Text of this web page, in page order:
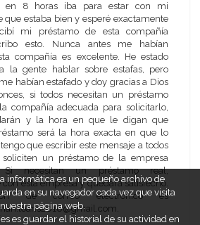
en 8 horas iba para estar con mi
que estaba bien y esperé exactamente
mi préstamo de esta compañía
esto. Nunca antes me habían
compañía es excelente. He estado
la gente hablar sobre estafas, pero
habían estafado y doy gracias a Dios
si todos necesitan un préstamo
compañía adecuada para solicitarlo,
y la hora en que le digan que
será la hora exacta en que lo
que escribir este mensaje a todos
un préstamo de la empresa
Si necesitan un préstamo real,
esta empresa y quedará satisfecho.
de correo electrónico es
informática es un pequeño archivo de
en su navegador cada vez que visita
nuestra página web.
es guardar el historial de su actividad en